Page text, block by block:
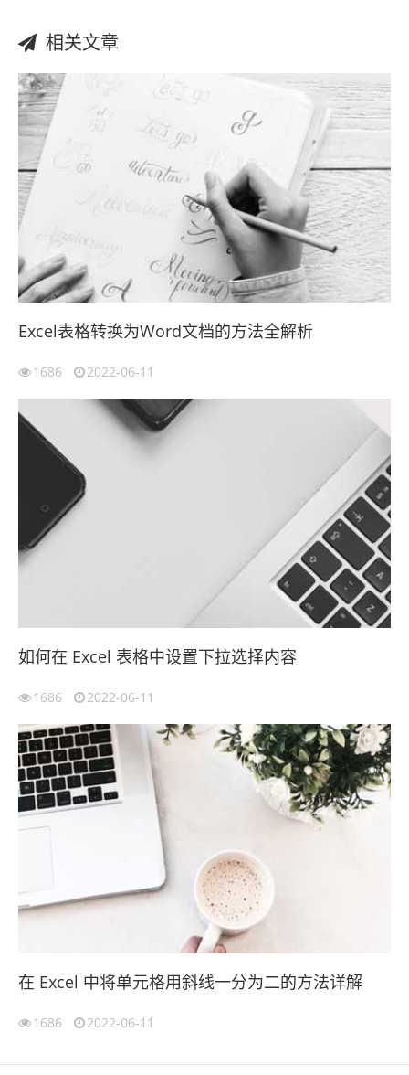
相关文章
Excel表格转换为Word文档的方法全解析
1686 2022-06-11
如何在 Excel 表格中设置下拉选择内容
1686 2022-06-11
在 Excel 中将单元格用斜线一分为二的方法详解
1686 2022-06-11